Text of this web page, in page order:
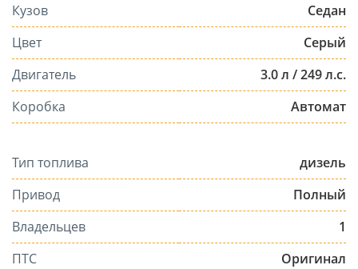
Кузов
Седан
Цвет
Серый
Двигатель
3.0 л / 249 л.с.
Коробка
Автомат
Тип топлива
дизель
Привод
Полный
Владельцев
1
ПТС
Оригинал